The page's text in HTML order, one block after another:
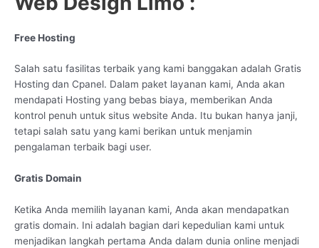
Free Hosting
Salah satu fasilitas terbaik yang kami banggakan adalah Gratis
Hosting dan Cpanel. Dalam paket layanan kami, Anda akan
mendapati Hosting yang bebas biaya, memberikan Anda
kontrol penuh untuk situs website Anda. Itu bukan hanya janji,
tetapi salah satu yang kami berikan untuk menjamin
pengalaman terbaik bagi user.
Gratis Domain
Ketika Anda memilih layanan kami, Anda akan mendapatkan
gratis domain. Ini adalah bagian dari kepedulian kami untuk
menjadikan langkah pertama Anda dalam dunia online menjadi